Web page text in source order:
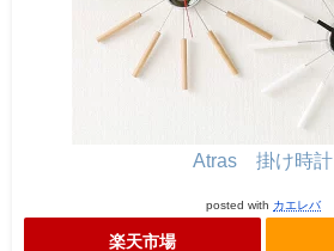
Atras 掛け時計
posted with カエレバ
楽天市場